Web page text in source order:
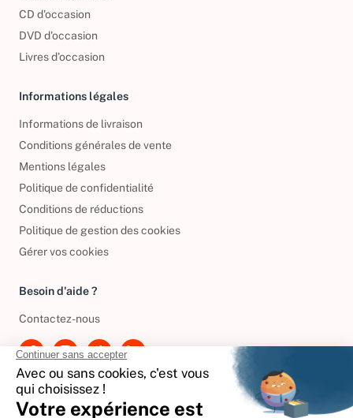
CD d'occasion
DVD d'occasion
Livres d’occasion
Informations légales
Informations de livraison
Conditions générales de vente
Mentions légales
Politique de confidentialité
Conditions de réductions
Politique de gestion des cookies
Gérer vos cookies
Besoin d'aide ?
Contactez-nous
International